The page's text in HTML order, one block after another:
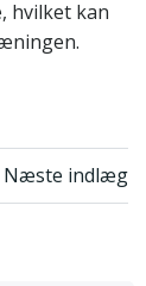
hvilket kan
Næste indlæg